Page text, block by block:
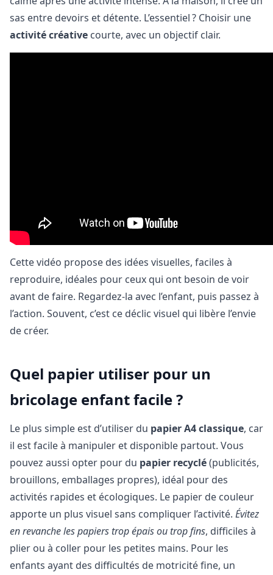
sas entre devoirs et détente. L’essentiel ? Choisir une
activité créative courte, avec un objectif clair.
Cette vidéo propose des idées visuelles, faciles à
reproduire, idéales pour ceux qui ont besoin de voir
avant de faire. Regardez-la avec l’enfant, puis passez à
l’action. Souvent, c’est ce déclic visuel qui libère l’envie
de créer.
Quel papier utiliser pour un
bricolage enfant facile ?
Le plus simple est d’utiliser du papier A4 classique, car
il est facile à manipuler et disponible partout. Vous
pouvez aussi opter pour du papier recyclé(publicités,
brouillons, emballages propres), idéal pour des
activités rapides et écologiques. Le papier de couleur
apporte un plus visuel sans compliquer l’activité. Évitez
en revanche les papiers trop épais ou trop fins, difficiles à
plier ou à coller pour les petites mains. Pour les
enfants ayant des difficultés de motricité fine, un